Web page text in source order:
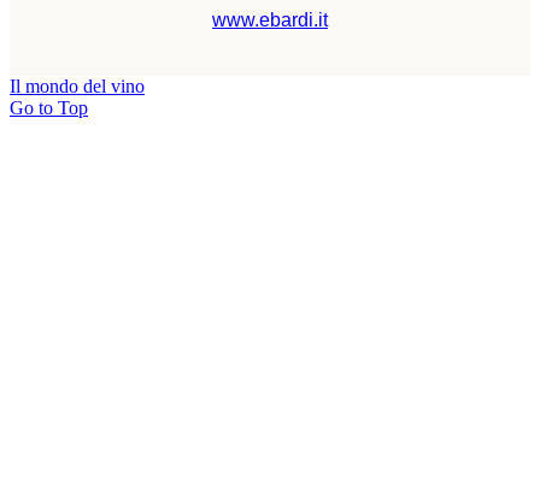
www.ebardi.it
Il mondo del vino
Go to Top